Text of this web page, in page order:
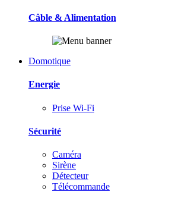
Câble & Alimentation
Domotique
Energie
Prise Wi-Fi
Sécurité
Caméra
Sirène
Détecteur
Télécommande